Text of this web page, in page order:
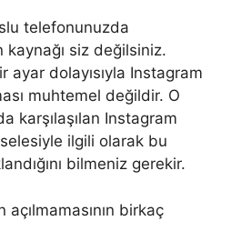
telefonunuzda
kaynağı siz değilsiniz.
ayar dolayısıyla Instagram
muhtemel değildir. O
karşılaşılan Instagram
ilgili olarak bu
bilmeniz gerekir.
birkaç